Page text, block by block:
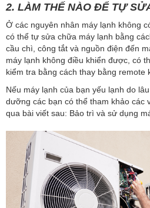
2. LÀM THẾ NÀO ĐỂ TỰ
Ở các nguyên nhân máy lạnh không
có thể tự sửa chữa máy lạnh bằng
cầu chì, công tắt và nguồn điện đến
máy lạnh không điều khiển được, có
kiểm tra bằng cách thay bằng remote
Nếu máy lạnh của bạn yếu lạnh do
dưỡng các bạn có thể tham khảo các
qua bài viết sau: Bảo trì và sử dụng